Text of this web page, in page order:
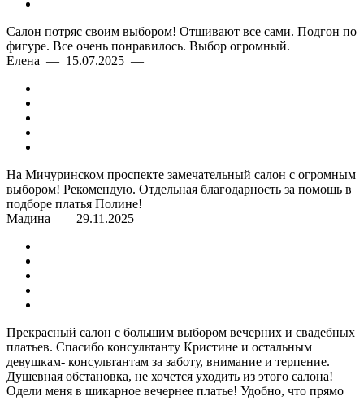
Салон потряс своим выбором! Отшивают все сами. Подгон по
фигуре. Все очень понравилось. Выбор огромный.
Елена — 15.07.2025 —
На Мичуринском проспекте замечательный салон с огромным
выбором! Рекомендую. Отдельная благодарность за помощь в
подборе платья Полине!
Мадина — 29.11.2025 —
Прекрасный салон с большим выбором вечерних и свадебных
платьев. Спасибо консультанту Кристине и остальным
девушкам- консультантам за заботу, внимание и терпение.
Душевная обстановка, не хочется уходить из этого салона!
Одели меня в шикарное вечернее платье! Удобно, что прямо